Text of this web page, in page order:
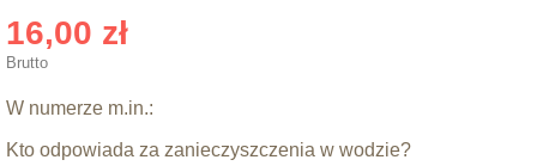
16,00 zł
Brutto
W numerze m.in.:
Kto odpowiada za zanieczyszczenia w wodzie?